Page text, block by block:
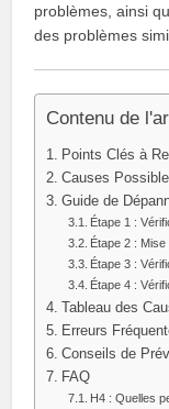
problèmes, ainsi
des problèmes
Contenu de
Points Clés à
Causes
Guide de
Étape 1 :
Étape 2 : Mise
Étape 3 :
Étape 4 :
Tableau des
Erreurs
Conseils de
FAQ
H4 : Quelles